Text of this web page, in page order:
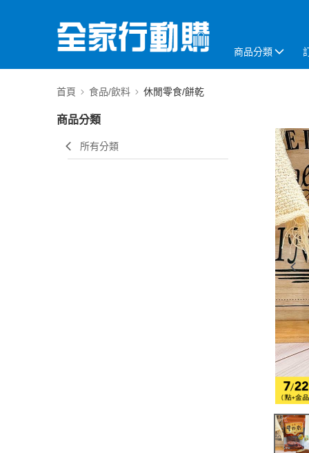
商品分類
首頁 食品/飲料 休閒零食/餅乾
商品分類
所有分類